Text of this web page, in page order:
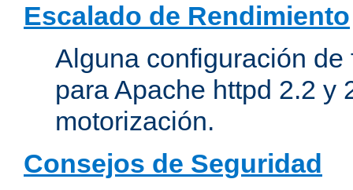
Escalado de Rendimiento
Alguna configuración
para Apache httpd 2.2 y
motorización.
Consejos de Seguridad